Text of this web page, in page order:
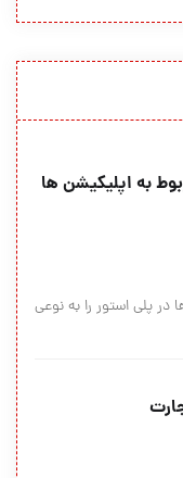
به اپلیکیشن ها
در پلی استور را به نوعی